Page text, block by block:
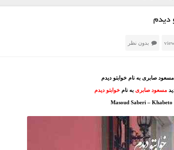
دیدم
بدون نظر
صابری به نام خوابتو دیدم
مسعود صابری به نامخوابتو دیدم
Masoud Saberi – Khabeto